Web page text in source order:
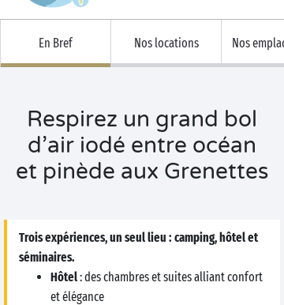
En Bref Nos locations Nos
Respirez un grand bol
d’air iodé entre océan
et pinède aux Grenettes
Trois expériences, un seul lieu : camping, hôtel et
séminaires.
Hôtel: des chambres et suites alliant confort
et élégance